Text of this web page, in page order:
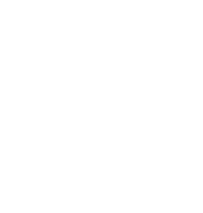
der Rotstift angesetzt wurde, fließt das
die vor drei Jahren vereinbarte
Juli 2020 freigegeben.